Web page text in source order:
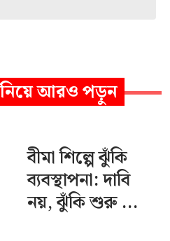
আরও পড়ুন
বীমা শিল্পে ঝুঁকি
ব্যবস্থাপনা: দাবি
নয়, ঝুঁকি শুরু ...